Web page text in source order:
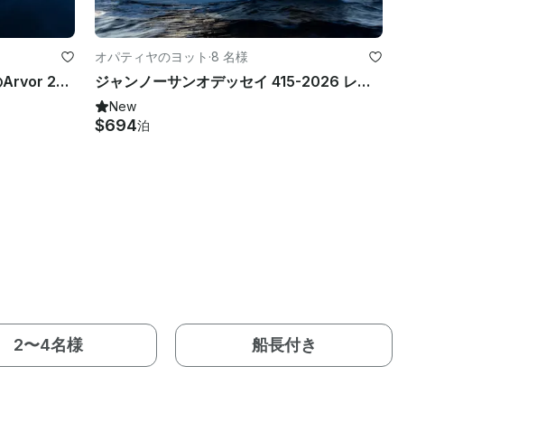
リラックスしたクルージング用のArvor 25モーターボート
オパティヤのヨット ·8 名様
ジャンノーサンオデッセイ 415-2026 レンタルヨット
New
$694泊
2〜4名様 船長付き